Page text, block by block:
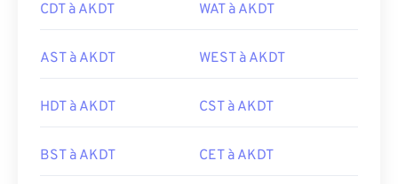
CDT à AKDT WAT à AKDT
AST à AKDT WEST à AKDT
HDT à AKDT CST à AKDT
BST à AKDT CET à AKDT